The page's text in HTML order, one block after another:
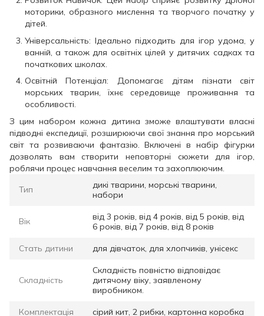
моторики, образного мислення та творчого початку у
дітей.
Універсальність: Ідеально підходить для ігор удома, у
ванній, а також для освітніх цілей у дитячих садках та
початкових школах.
Освітній Потенціал: Допомагає дітям пізнати світ
морських тварин, їхнє середовище проживання та
особливості.
З цим набором кожна дитина зможе влаштувати власні
підводні експедиції, розширюючи свої знання про морський
світ та розвиваючи фантазію. Включені в набір фігурки
дозволять вам створити неповторні сюжети для ігор,
роблячи процес навчання веселим та захоплюючим.
Тип
дикі тварини, морські тварини,
набори
Вік
від 3 років, від 4 років, від 5 років, від
6 років, від 7 років, від 8 років
Стать дитини для дівчаток, для хлопчиків, унісекс
Складність
Складність повністю відповідає
дитячому віку, заявленому
виробником.
Комплектація сірий кит, 2 рибки, картонна коробка